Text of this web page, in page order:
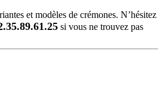
et modèles de crémones. N’hésitez
si vous ne trouvez pas